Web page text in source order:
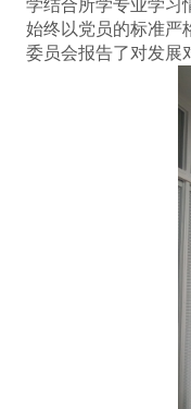
学结合所学专业学习
始终以党员的标准严
委员会报告了对发展